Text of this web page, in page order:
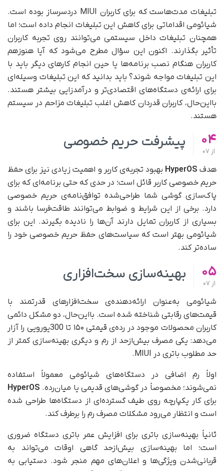
تبلیغات مدت‌هاست که برای کاربران MIUI دردسرساز بوده است.
شیائومی اقداماتی برای کاهش این تبلیغات انجام داده است؛ اما
همچنان تبلیغات داخل سیستمی می‌توانند روی تجربه کاربران
تأثیر بگذارند. اکنون این سؤال مطرح می‌شود که آیا هنوزهم
کاربران هنگام نصب برنامه‌ها یا حین انجام کار‌های دیگر باید با
این تبلیغات مواجه شوند؟ باید بدانید که این تبلیغات وسیله‌ای
برای ارائه‌ی دستگاه‌های اقتصادی‌تر و درآمد‌زایی بیشتر هستند.
با‌این‌حال، کاربران قدر‌دان کاهش اغلب تبلیغات مزاحم در سیستم
هستند.
04
از
پیشرفت حریم خصوصی
هدف HyperOS بهبود تجربه‌ی کاربر و اهمیت زیادی نیز برای حفظ
حریم خصوصی کاربر قائل است؛ در حدی که حتی برنامه‌ای که برای
پاک‌سازی گوشی شما طراحی‌شده توافق‌نامه‌ی حریم خصوصی
دارد. برخی از این شرایط و ضوابط می‌توانند طاقت‌فرسا باشند و
بسیاری از کاربران تمایل دارند آن‌ها را نادیده بگیرند. این برای
شیائومی بهتر است که سیاست‌های حفظ حریم خصوصی خود را
ساده‌تر کند.
05
از
بهینه‌سازی سخت‌افزاری
شیائومی به‌عنوان ارائه‌دهنده‌ی سخت‌افزار‌های قدرتمند با
قیمت‌های رقابتی شناخته شده است. با‌این‌حال، دو مشکل دائمی
کاربران محصولات موجود در رده‌ی قیمتی ۱۵۰ تا 300یورویی را آزار
می‌دهد: یکی مصرف بیش‌از‌حد از رم و دیگری بهینه‌سازی کمتر از
حد مطلوب باتری در MIUI.
اولاً رم اضافی در دستگاه‌های شیائومی معمولاً استفاده
نمی‌شوند؛ مخصوصاً در گوشی‌های قدیمی یا میان‌رده. HyperOS
برای کار یکپارچه روی طیف گسترده‌ای از دستگاه‌ها طراحی شده
است و انتظار می‌رود مشکلات مصرف رم را برطرف کند.
ثانیاً بهینه‌سازی باتری برای افزایش عمر باتری دستگاه ضروری
است؛ اما بهینه‌سازی بیش‌از‌حد گاهی اوقات می‌تواند به
قربانی‌شدن ویژگی‌ها و اعلان‌های مهم منجر شود. دستیابی به